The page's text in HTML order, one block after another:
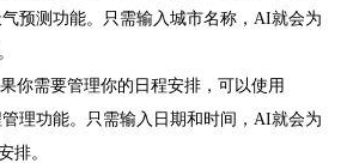
预测功能。只需输入城市名称，AI就会为
你需要管理你的日程安排，可以使用
理功能。只需输入日期和时间，AI就会为
排。